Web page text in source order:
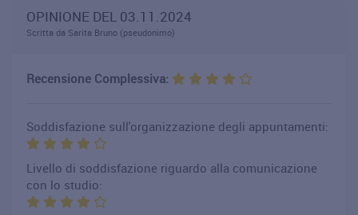
OPINIONE DEL 03.11.2024
Scritta da Sarita Bruno (pseudonimo)
Recensione Complessiva:
Soddisfazione sull'organizzazione degli appuntamenti:
Livello di soddisfazione riguardo alla comunicazione
con lo studio: